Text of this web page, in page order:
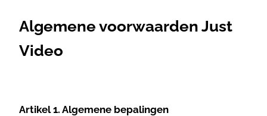
Algemene voorwaarden Just
Video
Artikel 1. Algemene bepalingen